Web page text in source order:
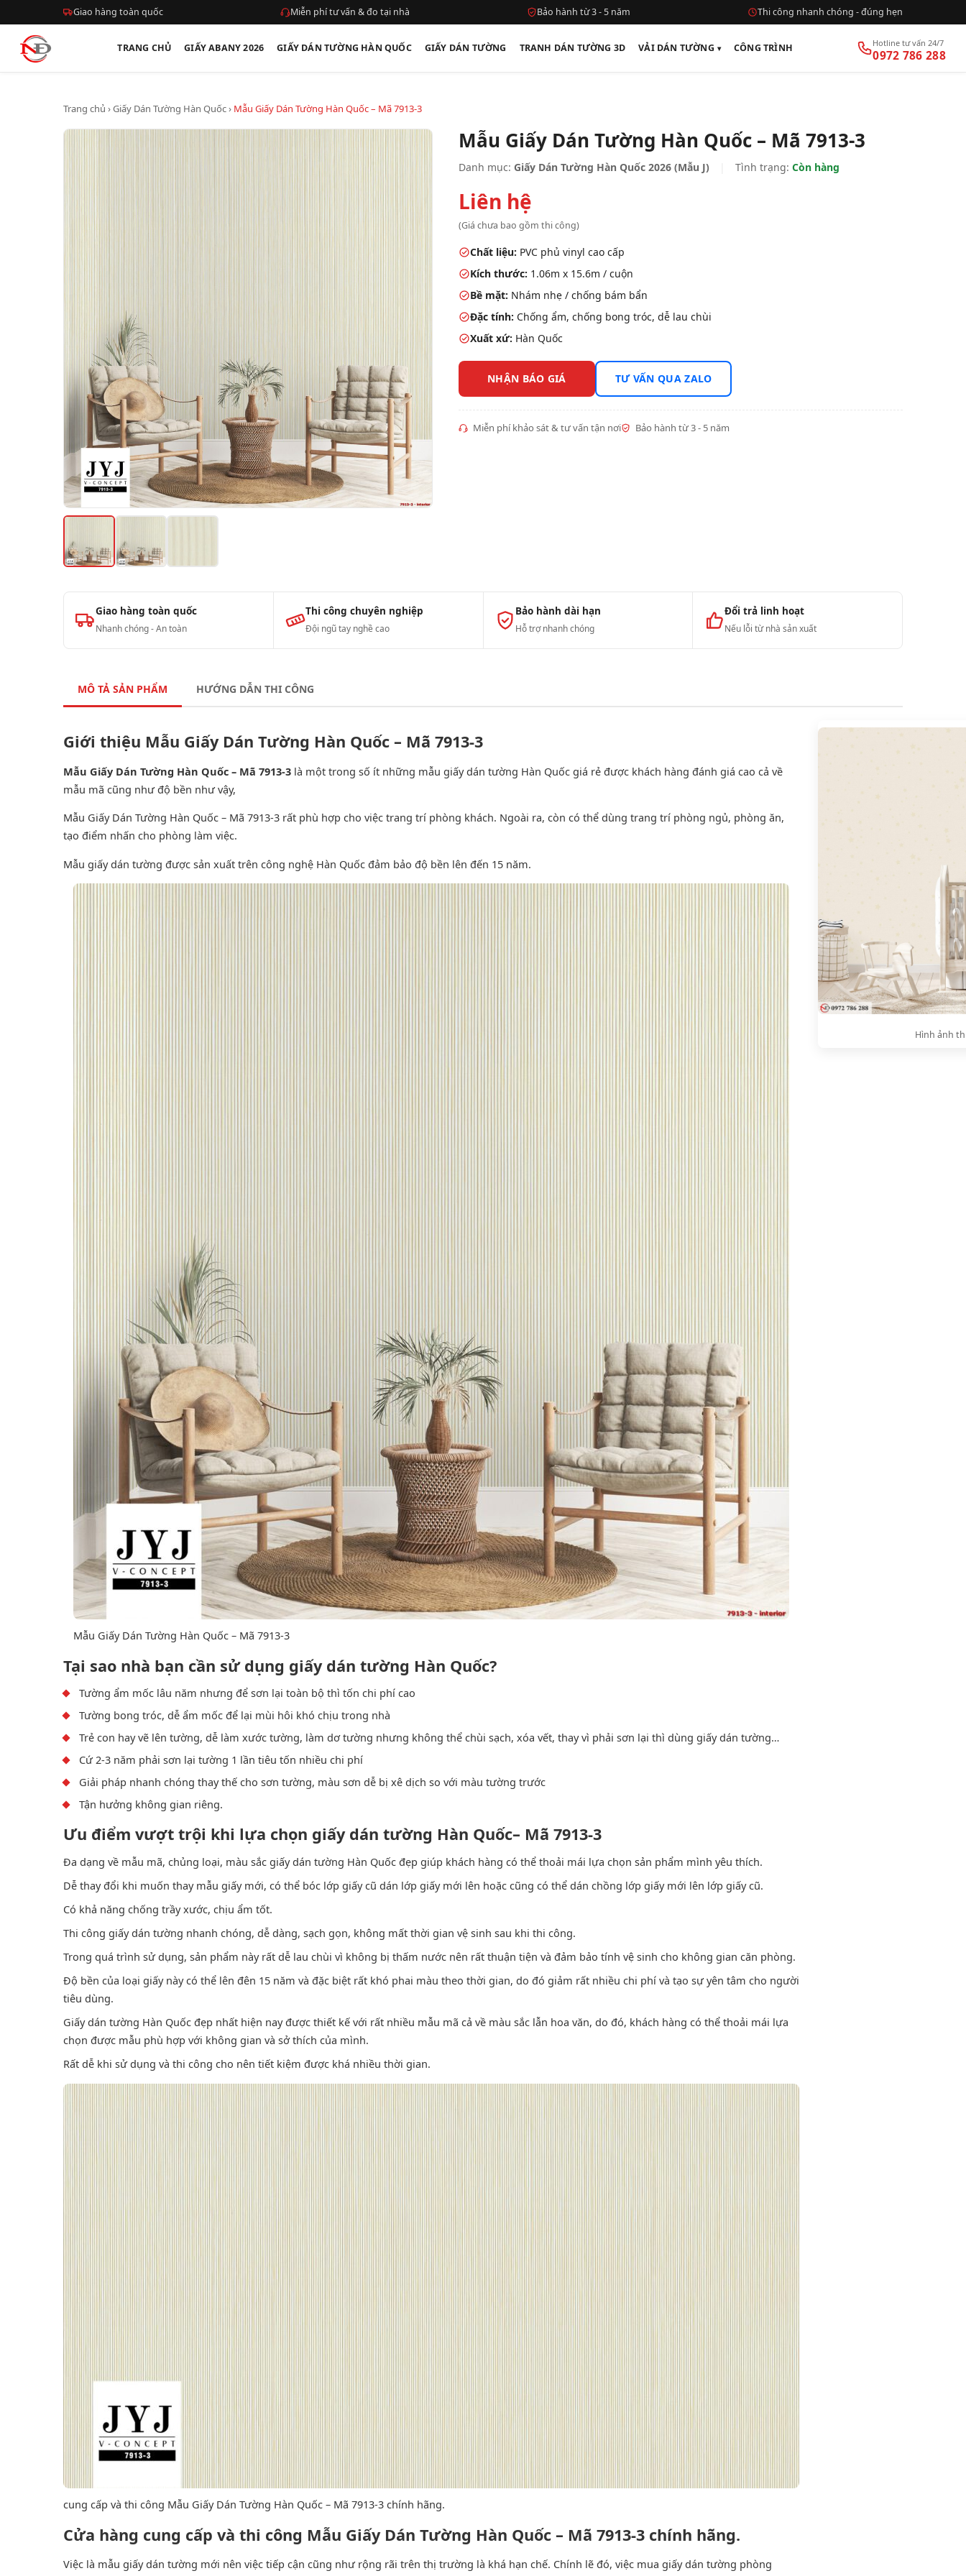
Giao hàng toàn quốc Miễn phí tư vấn & đo tại nhà Bảo hành từ 3 - 5 năm Thi công nhanh chóng - đúng hẹn
TRANG CHỦ GIẤY ABANY 2026 GIẤY DÁN TƯỜNG HÀN QUỐC GIẤY DÁN TƯỜNG TRANH DÁN TƯỜNG 3D VẢI DÁN TƯỜNG CÔNG TRÌNH Hotline tư vấn 24/7
0972 786 288
Trang chủ ›Giấy Dán Tường Hàn Quốc› Mẫu Giấy Dán Tường Hàn Quốc – Mã 7913-3
Mẫu Giấy Dán Tường Hàn Quốc – Mã 7913-3
Danh mục: Giấy Dán Tường Hàn Quốc 2026 (Mẫu J) Tình trạng: Còn hàng
Liên hệ
(Giá chưa bao gồm thi công)
Chất liệu: PVC phủ vinyl cao cấp
Kích thước: 1.06m x 15.6m / cuộn
Bề mặt: Nhám nhẹ / chống bám bẩn
Đặc tính: Chống ẩm, chống bong tróc, dễ lau chùi
Xuất xứ: Hàn Quốc
NHẬN BÁO GIÁ TƯ VẤN QUA ZALO
Miễn phí khảo sát & tư vấn tận nơi Bảo hành từ 3 - 5 năm
Giao hàng toàn quốc
Nhanh chóng - An toàn
Thi công chuyên nghiệp
Đội ngũ tay nghề cao
Bảo hành dài hạn
Hỗ trợ nhanh chóng
Đổi trả linh hoạt
Nếu lỗi từ nhà sản xuất
MÔ TẢ SẢN PHẨM HƯỚNG DẪN THI CÔNG
Giới thiệu Mẫu Giấy Dán Tường Hàn Quốc – Mã 7913-3
Mẫu Giấy Dán Tường Hàn Quốc – Mã 7913-3 là một trong số ít những mẫu giấy dán tường Hàn Quốc giá rẻ được khách hàng đánh giá cao cả về
mẫu mã cũng như độ bền như vậy,
Mẫu Giấy Dán Tường Hàn Quốc – Mã 7913-3 rất phù hợp cho việc trang trí phòng khách. Ngoài ra, còn có thể dùng trang trí phòng ngủ, phòng ăn,
tạo điểm nhấn cho phòng làm việc.
Mẫu giấy dán tường được sản xuất trên công nghệ Hàn Quốc đảm bảo độ bền lên đến 15 năm.
Mẫu Giấy Dán Tường Hàn Quốc – Mã 7913-3
Tại sao nhà bạn cần sử dụng giấy dán tường Hàn Quốc?
Tường ẩm mốc lâu năm nhưng để sơn lại toàn bộ thì tốn chi phí cao
Tường bong tróc, dễ ẩm mốc để lại mùi hôi khó chịu trong nhà
Trẻ con hay vẽ lên tường, dễ làm xước tường, làm dơ tường nhưng không thể chùi sạch, xóa vết, thay vì phải sơn lại thì dùng giấy dán tường…
Cứ 2-3 năm phải sơn lại tường 1 lần tiêu tốn nhiều chi phí
Giải pháp nhanh chóng thay thế cho sơn tường, màu sơn dễ bị xê dịch so với màu tường trước
Tận hưởng không gian riêng.
Ưu điểm vượt trội khi lựa chọn giấy dán tường Hàn Quốc– Mã 7913-3
Đa dạng về mẫu mã, chủng loại, màu sắc giấy dán tường Hàn Quốc đẹp giúp khách hàng có thể thoải mái lựa chọn sản phẩm mình yêu thích.
Dễ thay đổi khi muốn thay mẫu giấy mới, có thể bóc lớp giấy cũ dán lớp giấy mới lên hoặc cũng có thể dán chồng lớp giấy mới lên lớp giấy cũ.
Có khả năng chống trầy xước, chịu ẩm tốt.
Thi công giấy dán tường nhanh chóng, dễ dàng, sạch gọn, không mất thời gian vệ sinh sau khi thi công.
Trong quá trình sử dụng, sản phẩm này rất dễ lau chùi vì không bị thấm nước nên rất thuận tiện và đảm bảo tính vệ sinh cho không gian căn phòng.
Độ bền của loại giấy này có thể lên đên 15 năm và đặc biệt rất khó phai màu theo thời gian, do đó giảm rất nhiều chi phí và tạo sự yên tâm cho người
tiêu dùng.
Giấy dán tường Hàn Quốc đẹp nhất hiện nay được thiết kế với rất nhiều mẫu mã cả về màu sắc lẫn hoa văn, do đó, khách hàng có thể thoải mái lựa
chọn được mẫu phù hợp với không gian và sở thích của mình.
Rất dễ khi sử dụng và thi công cho nên tiết kiệm được khá nhiều thời gian.
cung cấp và thi công Mẫu Giấy Dán Tường Hàn Quốc – Mã 7913-3 chính hãng.
Cửa hàng cung cấp và thi công Mẫu Giấy Dán Tường Hàn Quốc – Mã 7913-3 chính hãng.
Việc là mẫu giấy dán tường mới nên việc tiếp cận cũng như rộng rãi trên thị trường là khá hạn chế. Chính lẽ đó, việc mua giấy dán tường phòng
Hình ảnh